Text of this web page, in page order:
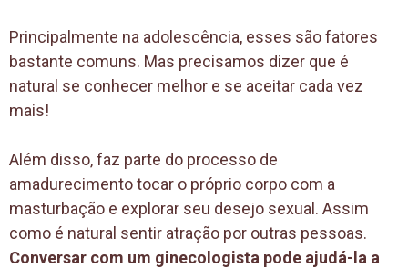
Principalmente na adolescência, esses são fatores
bastante comuns. Mas precisamos dizer que é
natural se conhecer melhor e se aceitar cada vez
mais!
Além disso, faz parte do processo de
amadurecimento tocar o próprio corpo com a
masturbação e explorar seu desejo sexual. Assim
como é natural sentir atração por outras pessoas.
Conversar com um ginecologista pode ajudá-la a